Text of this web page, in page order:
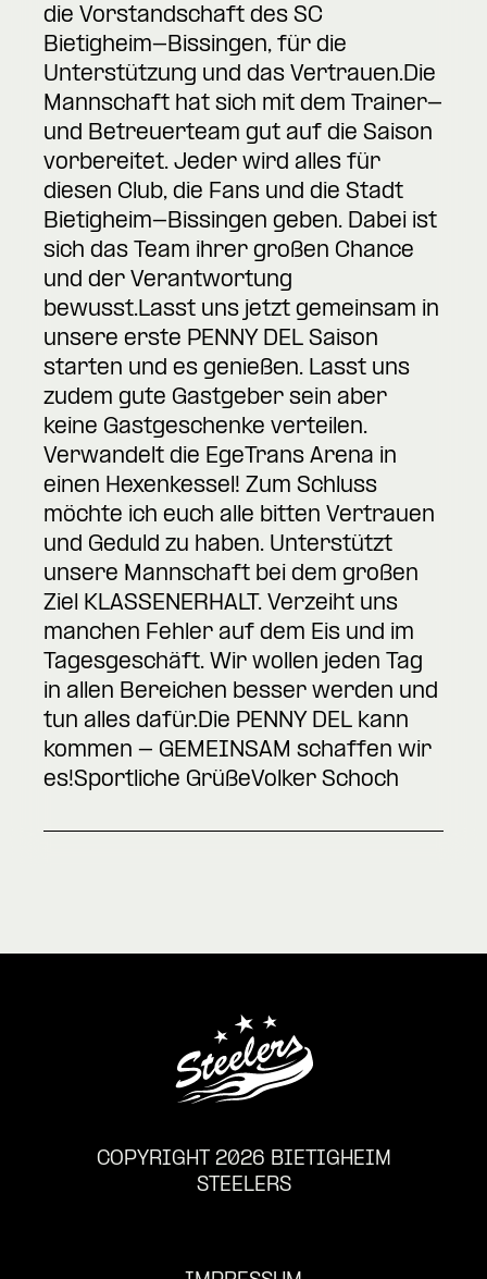
die Vorstandschaft des SC
Bietigheim-Bissingen, für die
Unterstützung und das Vertrauen.Die
Mannschaft hat sich mit dem Trainer-
und Betreuerteam gut auf die Saison
vorbereitet. Jeder wird alles für
diesen Club, die Fans und die Stadt
Bietigheim-Bissingen geben. Dabei ist
sich das Team ihrer großen Chance
und der Verantwortung
bewusst.Lasst uns jetzt gemeinsam in
unsere erste PENNY DEL Saison
starten und es genießen. Lasst uns
zudem gute Gastgeber sein aber
keine Gastgeschenke verteilen.
Verwandelt die EgeTrans Arena in
einen Hexenkessel! Zum Schluss
möchte ich euch alle bitten Vertrauen
und Geduld zu haben. Unterstützt
unsere Mannschaft bei dem großen
Ziel KLASSENERHALT. Verzeiht uns
manchen Fehler auf dem Eis und im
Tagesgeschäft. Wir wollen jeden Tag
in allen Bereichen besser werden und
tun alles dafür.Die PENNY DEL kann
kommen - GEMEINSAM schaffen wir
es!Sportliche GrüßeVolker Schoch
COPYRIGHT 2026 BIETIGHEIM
STEELERS